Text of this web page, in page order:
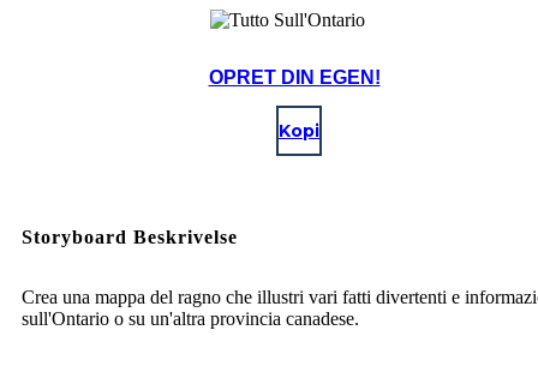
OPRET DIN EGEN!
Kopi
Storyboard Beskrivelse
Crea una mappa del ragno che illustri vari fatti divertenti e
sull'Ontario o su un'altra provincia canadese.